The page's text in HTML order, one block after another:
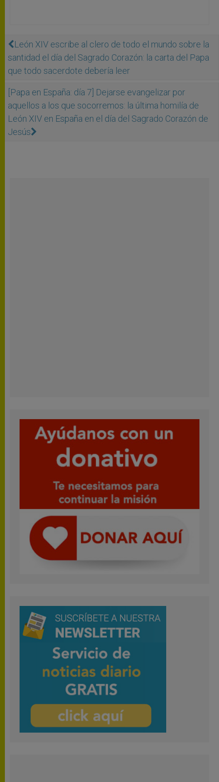
León XIV escribe al clero de todo el mundo sobre la
santidad el día del Sagrado Corazón: la carta del Papa
que todo sacerdote debería leer
[Papa en España: día 7] Dejarse evangelizar por
aquellos a los que socorremos: la última homilía de
León XIV en España en el día del Sagrado Corazón de
Jesús